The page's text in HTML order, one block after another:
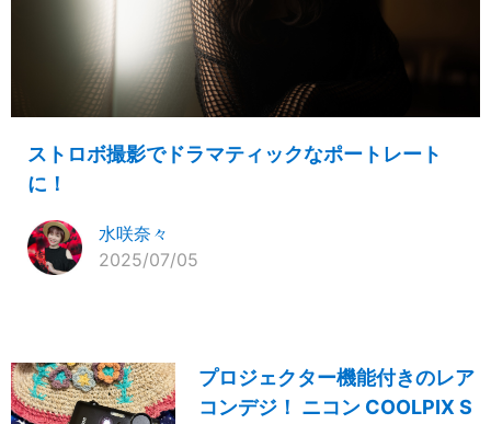
ストロボ撮影でドラマティックなポートレート
に！
水咲奈々
2025/07/05
プロジェクター機能付きのレア
コンデジ！ ニコン COOLPIX S